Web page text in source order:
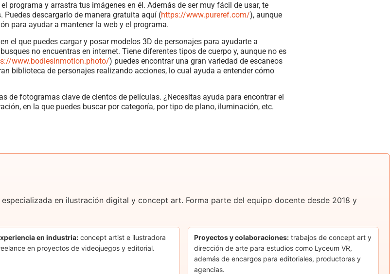
programa y arrastra tus imágenes en él. Además de ser muy fácil de usar, te
descargarlo de manera gratuita aquí (https://www.pureref.com/), aunque
para ayudar a mantener la web y el programa.
el que puedes cargar y posar modelos 3D de personajes para ayudarte a
no encuentras en internet. Tiene diferentes tipos de cuerpo y, aunque no es
www.bodiesinmotion.photo/) puedes encontrar una gran variedad de escaneos
biblioteca de personajes realizando acciones, lo cual ayuda a entender cómo
de fotogramas clave de cientos de películas. ¿Necesitas ayuda para encontrar el
en la que puedes buscar por categoría, por tipo de plano, iluminación, etc.
especializada en ilustración digital y concept art. Forma parte del equipo docente desde 2018 y
en industria:concept artist e ilustradora
en proyectos de videojuegos y editorial.
Proyectos y colaboraciones: trabajos de concept art y
dirección de arte para estudios como Lyceum VR,
además de encargos para editoriales, productoras y
agencias.